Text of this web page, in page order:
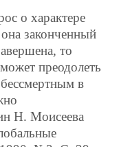
о характере
законченный
то
преодолеть
в
Н. Моисеева